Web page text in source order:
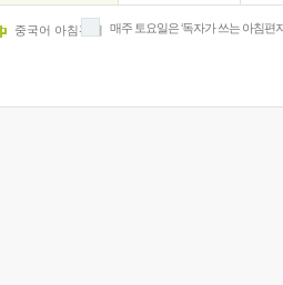
중국어 아침편지 매주 토요일은 ‘독자가 쓰는 아침편